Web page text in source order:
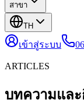
สาขา
TH
เข้าสู่ระบบ
ARTICLES
บทความแล